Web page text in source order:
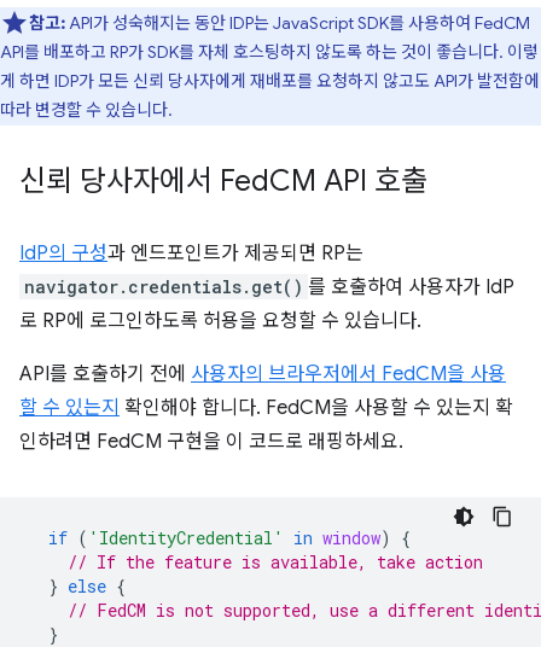
참고:API가 성숙해지는 동안 IDP는 JavaScript SDK를 사용하여 FedCM
API를 배포하고 RP가 SDK를 자체 호스팅하지 않도록 하는 것이 좋습니다. 이렇
게 하면 IDP가 모든 신뢰 당사자에게 재배포를 요청하지 않고도 API가 발전함에
따라 변경할 수 있습니다.
신뢰 당사자에서 FedCM API 호출
IdP의 구성과 엔드포인트가 제공되면 RP는
navigator.credentials.get() 를 호출하여 사용자가 IdP
로 RP에 로그인하도록 허용을 요청할 수 있습니다.
API를 호출하기 전에 사용자의 브라우저에서 FedCM을 사용
할 수 있는지 확인해야 합니다. FedCM을 사용할 수 있는지 확
인하려면 FedCM 구현을 이 코드로 래핑하세요.
if ( 'IdentityCredential' in window)
{
// If the feature is available, take action
} else {
// FedCM is not supported, use a different
}